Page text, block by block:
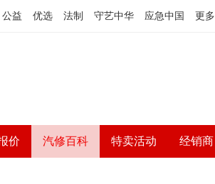
公益 优选 法制 守艺中华 应急中国 更多
价 汽修百科 特卖活动 经销商